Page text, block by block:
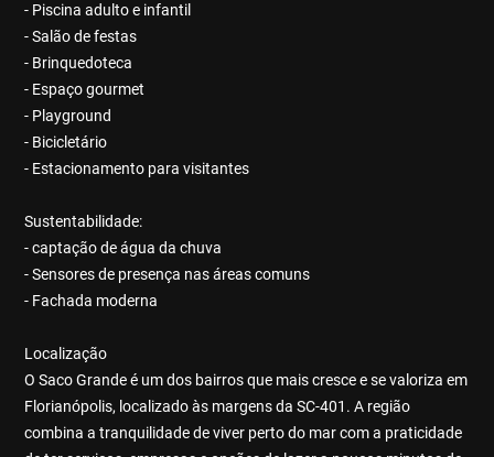
- Piscina adulto e infantil
- Salão de festas
- Brinquedoteca
- Espaço gourmet
- Playground
- Bicicletário
- Estacionamento para visitantes
Sustentabilidade:
- captação de água da chuva
- Sensores de presença nas áreas comuns
- Fachada moderna
Localização
O Saco Grande é um dos bairros que mais cresce e se valoriza em
Florianópolis, localizado às margens da SC-401. A região
combina a tranquilidade de viver perto do mar com a praticidade